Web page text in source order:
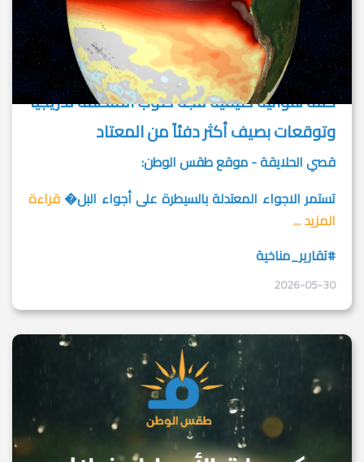
كتلة هوائية صيفية تتجه صوب المنطقة تدريجياً
وتوقعات بصيف أكثر دفئاً من المعتاد
قصي الحلايقة - موقع طقس الوطن:
تستمر الاجواء المعتدلة بالسيطرة على أجواء البل�قراءة
المزيد ...
#تقارير_مناخية
2026-05-30